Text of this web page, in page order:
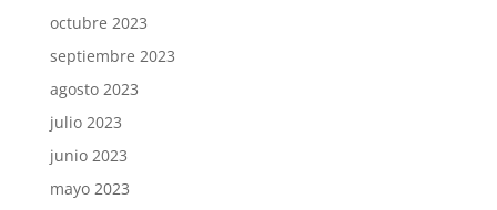
octubre 2023
septiembre 2023
agosto 2023
julio 2023
junio 2023
mayo 2023